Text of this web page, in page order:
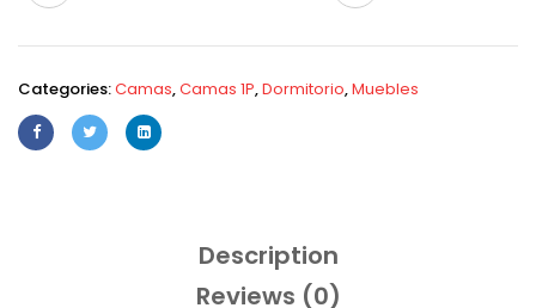
Categories:Camas,Camas 1P,Dormitorio,Muebles
Description
Reviews (0)